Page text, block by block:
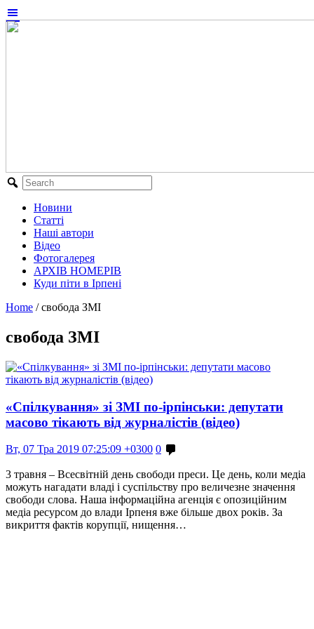
Новини
Статті
Наші автори
Відео
Фотогалерея
АРХІВ НОМЕРІВ
Куди піти в Ірпені
Home / свобода ЗМІ
свобода ЗМІ
«Спілкування» зі ЗМІ по-ірпінськи: депутати
масово тікають від журналістів (відео)
Вт, 07 Тра 2019 07:25:09 +0300 0
3 травня – Всесвітній день свободи преси. Це день, коли медіа
можуть нагадати владі і суспільству про величезне значення
свободи слова. Наша інформаційна агенція є опозиційним
медіа ресурсом до влади Ірпеня вже більше двох років. За
викриття фактів корупції, нищення…